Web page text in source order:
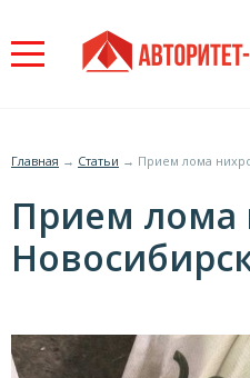
to
navigation
Вы
здесь
Главная → Статьи → Прием лома
Прием лома